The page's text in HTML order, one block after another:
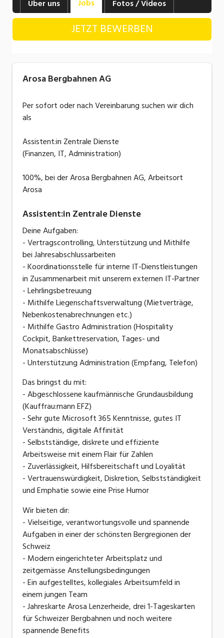
Industrie, Maschinenbau, Anlagenbau,
Produktion
Informatik, Telekommunikation
Körperpflege, Wellness
Marketing, Kommunikation, Medien, Druck
Medizin, Gesundheitswesen, Pflege
Verkauf, Handel, Kundenberatung,
Aussendienst
Über uns Jobs Fotos / Videos
JETZT BEWERBEN
Arosa Bergbahnen AG
Per sofort oder nach Vereinbarung suchen wir dich
als
Assistent:in Zentrale Dienste
(Finanzen, IT, Administration)
100%, bei der Arosa Bergbahnen AG, Arbeitsort
Arosa
Assistent:in Zentrale Dienste
Deine Aufgaben:
- Vertragscontrolling, Unterstützung und Mithilfe
bei Jahresabschlussarbeiten
- Koordinationsstelle für interne IT-Dienstleistungen
in Zusammenarbeit mit unserem externen IT-Partner
- Lehrlingsbetreuung
- Mithilfe Liegenschaftsverwaltung (Mietverträge,
Nebenkostenabrechnungen etc.)
- Mithilfe Gastro Administration (Hospitality
Cockpit, Bankettreservation, Tages- und
Monatsabschlüsse)
- Unterstützung Administration (Empfang, Telefon)
Das bringst du mit:
- Abgeschlossene kaufmännische Grundausbildung
(Kauffrau:mann EFZ)
- Sehr gute Microsoft 365 Kenntnisse, gutes IT
Verständnis, digitale Affinität
- Selbstständige, diskrete und effiziente
Arbeitsweise mit einem Flair für Zahlen
- Zuverlässigkeit, Hilfsbereitschaft und Loyalität
- Vertrauenswürdigkeit, Diskretion, Selbstständigkeit
und Emphatie sowie eine Prise Humor
Wir bieten dir:
- Vielseitige, verantwortungsvolle und spannende
Aufgaben in einer der schönsten Bergregionen der
Schweiz
- Modern eingerichteter Arbeitsplatz und
zeitgemässe Anstellungsbedingungen
- Ein aufgestelltes, kollegiales Arbeitsumfeld in
einem jungen Team
- Jahreskarte Arosa Lenzerheide, drei 1-Tageskarten
für Schweizer Bergbahnen und noch weitere
spannende Benefits